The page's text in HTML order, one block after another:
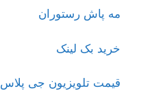
مه پاش رستوران
خرید بک لینک
قیمت تلویزیون جی پلاس